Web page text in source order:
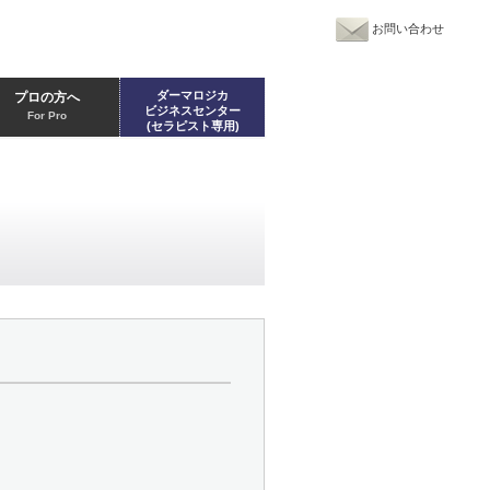
お問い合わせ
プロの方へ
For Pro
ダーマロジカ
ビジネスセンター
(セラピスト専用)